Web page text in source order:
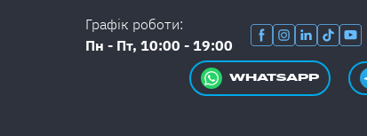
Графік роботи:
Пн - Пт, 10:00 - 19:00
WHATSAPP